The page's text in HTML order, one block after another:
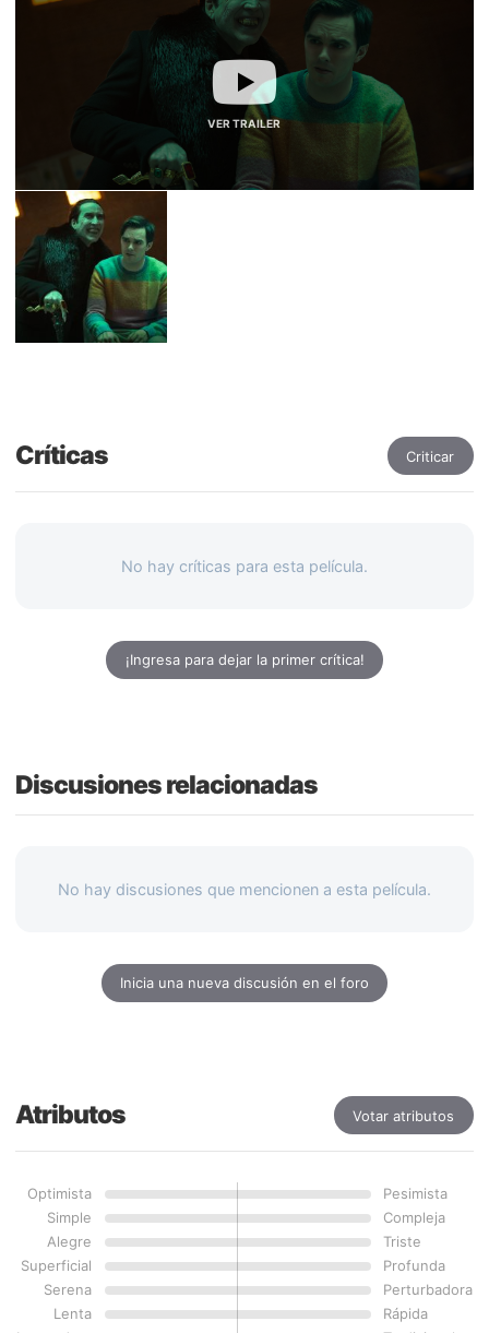
VER TRAILER
Críticas Criticar
No hay críticas para esta película.
¡Ingresa para dejar la primer crítica!
Discusiones relacionadas
No hay discusiones que mencionen a esta película.
Inicia una nueva discusión en el foro
Atributos Votar atributos
Optimista
Pesimista
Simple
Compleja
Alegre
Triste
Superficial
Profunda
Serena
Perturbadora
Lenta
Rápida